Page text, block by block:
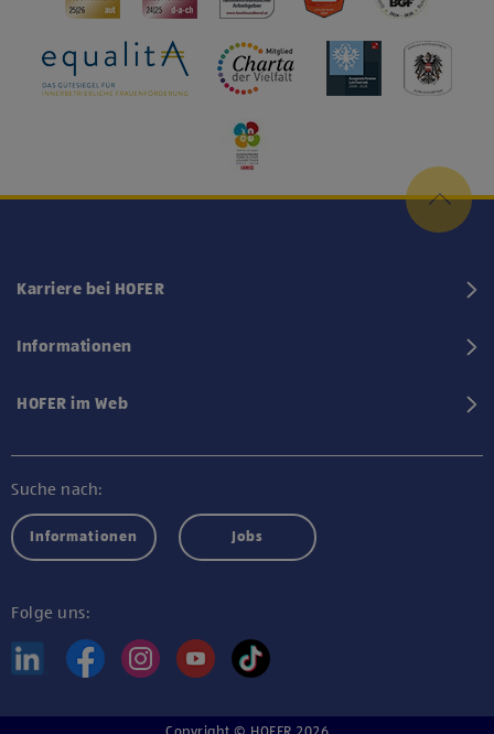
Karriere bei HOFER
Informationen
HOFER im Web
Suche nach:
Informationen Jobs
Folge uns: